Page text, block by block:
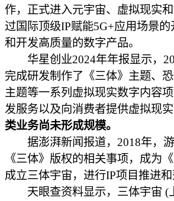
作，正式进入元宇宙、虚拟现实
过国际顶级IP赋能5G+应用场景
和开发高质量的数字产品。
华星创业2024年年报显示，
完成研发制作了《三体》主题、
主题等一系列虚拟现实数字内容
发服务以及向消费者提供虚拟现实
类业务尚未形成规模。
据澎湃新闻报道，2018年，游
《三体》版权的相关事项，成为
成立三体宇宙，进行IP项目推进和
天眼查资料显示，三体宇宙 (